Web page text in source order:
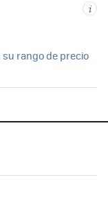
i
rango de precio